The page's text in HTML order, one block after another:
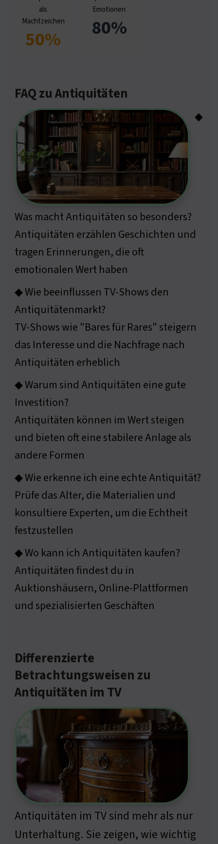
als
Machtzeichen
50%
Emotionen
80%
FAQ zu Antiquitäten
◆
Was macht Antiquitäten so besonders?
Antiquitäten erzählen Geschichten und
tragen Erinnerungen, die oft
emotionalen Wert haben
◆ Wie beeinflussen TV-Shows den
Antiquitätenmarkt?
TV-Shows wie "Bares für Rares" steigern
das Interesse und die Nachfrage nach
Antiquitäten erheblich
◆ Warum sind Antiquitäten eine gute
Investition?
Antiquitäten können im Wert steigen
und bieten oft eine stabilere Anlage als
andere Formen
◆ Wie erkenne ich eine echte Antiquität?
Prüfe das Alter, die Materialien und
konsultiere Experten, um die Echtheit
festzustellen
◆ Wo kann ich Antiquitäten kaufen?
Antiquitäten findest du in
Auktionshäusern, Online-Plattformen
und spezialisierten Geschäften
Differenzierte
Betrachtungsweisen zu
Antiquitäten im TV
Antiquitäten im TV sind mehr als nur
Unterhaltung. Sie zeigen, wie wichtig